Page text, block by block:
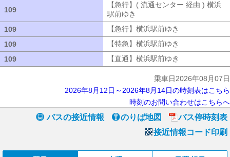
109
【急行】( 流通センター 経由 ) 横浜
駅前ゆき
109
【急行】横浜駅前ゆき
109
【特急】横浜駅前ゆき
109
【直通】横浜駅前ゆき
乗車日2026年08月07日
2026年8月12日～2026年8月14日の時刻表はこちら
時刻のお問い合わせはこちらへ
バスの接近情報 のりば地図
バス停時刻表
接近情報コード印刷